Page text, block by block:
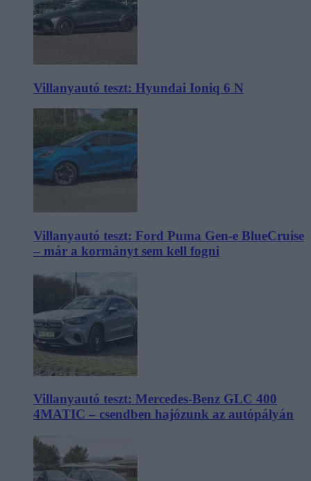
Villanyautó teszt: Hyundai Ioniq 6 N
Villanyautó teszt: Ford Puma Gen-e BlueCruise
– már a kormányt sem kell fogni
Villanyautó teszt: Mercedes-Benz GLC 400
4MATIC – csendben hajózunk az autópályán